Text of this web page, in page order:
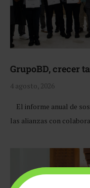
GrupoBD, crecer
4 agosto, 2026
El informe anual de
las alianzas con